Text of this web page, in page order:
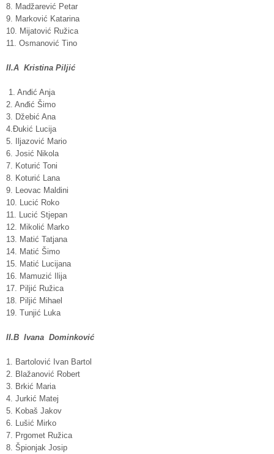
8. Madžarević Petar
9. Marković Katarina
10. Mijatović Ružica
11. Osmanović Tino
II.A Kristina Piljić
1. Anđić Anja
2. Anđić Šimo
3. Džebić Ana
4.Đukić Lucija
5. Iljazović Mario
6. Josić Nikola
7. Koturić Toni
8. Koturić Lana
9. Leovac Maldini
10. Lucić Roko
11. Lucić Stjepan
12. Mikolić Marko
13. Matić Tatjana
14. Matić Šimo
15. Matić Lucijana
16. Mamuzić Ilija
17. Piljić Ružica
18. Piljić Mihael
19. Tunjić Luka
II.B Ivana Dominković
1. Bartolović Ivan Bartol
2. Blažanović Robert
3. Brkić Maria
4. Jurkić Matej
5. Kobaš Jakov
6. Lušić Mirko
7. Prgomet Ružica
8. Špionjak Josip